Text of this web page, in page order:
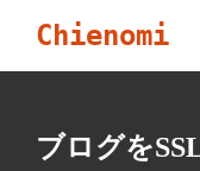
Chienomi
ブログを